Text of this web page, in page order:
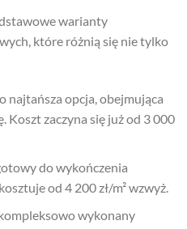
warianty
które różnią się nie tylko
najtańsza opcja, obejmująca
Koszt zaczyna się już od 3 000
do wykończenia
od 4 200 zł/m² wzwyż.
wykonany